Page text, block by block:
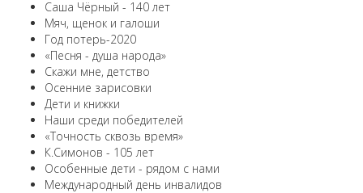
Саша Чёрный - 140 лет
Мяч, щенок и галоши
Год потерь-2020
«Песня - душа народа»
Скажи мне, детство
Осенние зарисовки
Дети и книжки
Наши среди победителей
«Точность сквозь время»
К.Симонов - 105 лет
Особенные дети - рядом с нами
Международный день инвалидов